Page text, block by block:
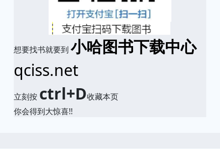
想要找书就要到 小哈图书下载中心
qciss.net
立刻按 ctrl+D收藏本页
你会得到大惊喜!!